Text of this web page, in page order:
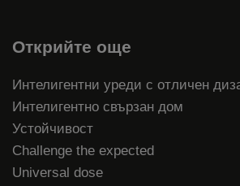
Открийте още
Интелигентни уреди с отличен
Интелигентно свързан дом
Устойчивост
Challenge the expected
Universal dose